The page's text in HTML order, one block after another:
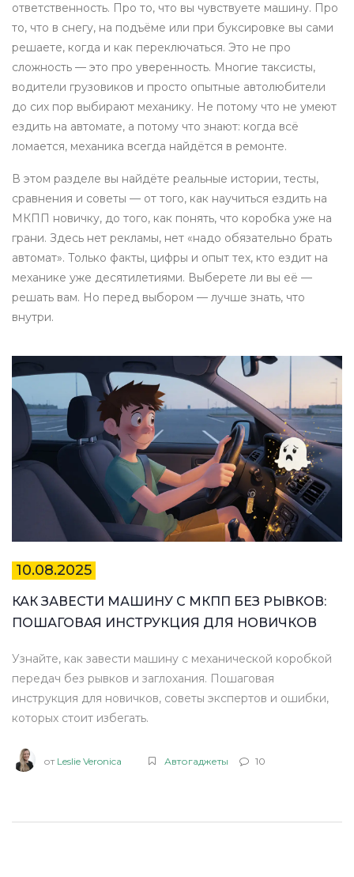
ответственность. Про то, что вы чувствуете машину. Про
то, что в снегу, на подъёме или при буксировке вы сами
решаете, когда и как переключаться. Это не про
сложность — это про уверенность. Многие таксисты,
водители грузовиков и просто опытные автолюбители
до сих пор выбирают механику. Не потому что не умеют
ездить на автомате, а потому что знают: когда всё
ломается, механика всегда найдётся в ремонте.
В этом разделе вы найдёте реальные истории, тесты,
сравнения и советы — от того, как научиться ездить на
МКПП новичку, до того, как понять, что коробка уже на
грани. Здесь нет рекламы, нет «надо обязательно брать
автомат». Только факты, цифры и опыт тех, кто ездит на
механике уже десятилетиями. Выберете ли вы её —
решать вам. Но перед выбором — лучше знать, что
внутри.
10.08.2025
КАК ЗАВЕСТИ МАШИНУ С МКПП БЕЗ РЫВКОВ:
ПОШАГОВАЯ ИНСТРУКЦИЯ ДЛЯ НОВИЧКОВ
Узнайте, как завести машину с механической коробкой
передач без рывков и заглохания. Пошаговая
инструкция для новичков, советы экспертов и ошибки,
которых стоит избегать.
от Leslie Veronica Автогаджеты 10